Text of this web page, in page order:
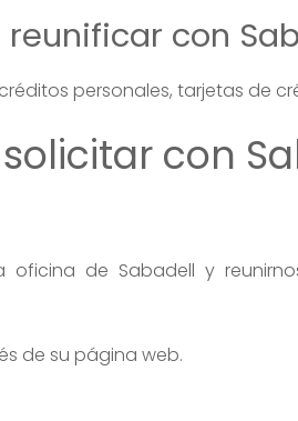
con
personales, tarjetas de
con
oficina de Sabadell y
de su página web.